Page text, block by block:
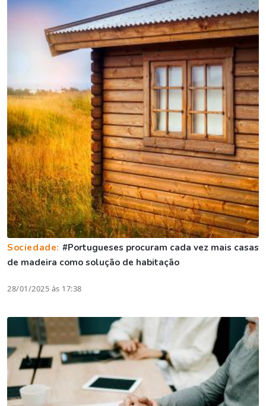
Sociedade: #Portugueses procuram cada vez mais casas
de madeira como solução de habitação
28/01/2025 às 17:38